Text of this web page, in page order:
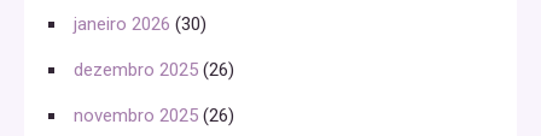
janeiro 2026 (30)
dezembro 2025 (26)
novembro 2025 (26)